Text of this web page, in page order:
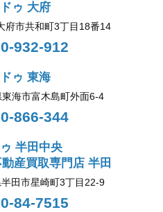
ゥ 大府
市共和町3丁目18番14
932-912
ゥ 東海
海市富木島町外面6-4
866-344
半田中央
産買取専門店 半田
田市星崎町3丁目22-9
84-7515